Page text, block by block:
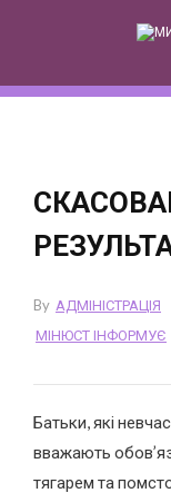
By АДМІНІСТРАЦІЯ
МІНЮСТ ІНФОРМУЄ
Батьки, які
вважають
тягарем та